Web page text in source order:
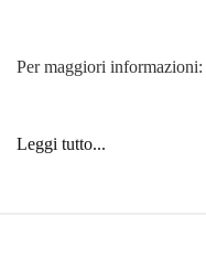
Per maggiori informazioni:
Leggi tutto...